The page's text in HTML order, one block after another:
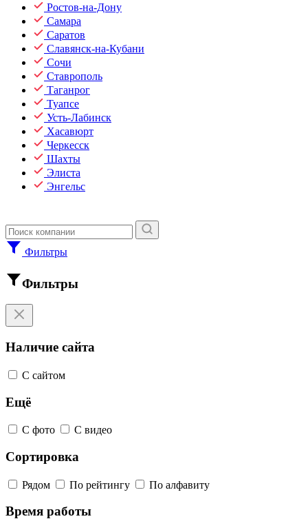
Ростов-на-Дону
Самара
Саратов
Славянск-на-Кубани
Сочи
Ставрополь
Таганрог
Туапсе
Усть-Лабинск
Хасавюрт
Черкесск
Шахты
Элиста
Энгельс
Фильтры
Фильтры
Наличие сайта
С сайтом
Ещё
С фото С видео
Сортировка
Рядом По рейтингу По алфавиту
Время работы